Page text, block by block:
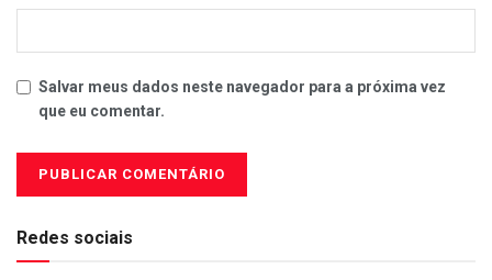
Salvar meus dados neste navegador para a próxima vez
que eu comentar.
Redes sociais